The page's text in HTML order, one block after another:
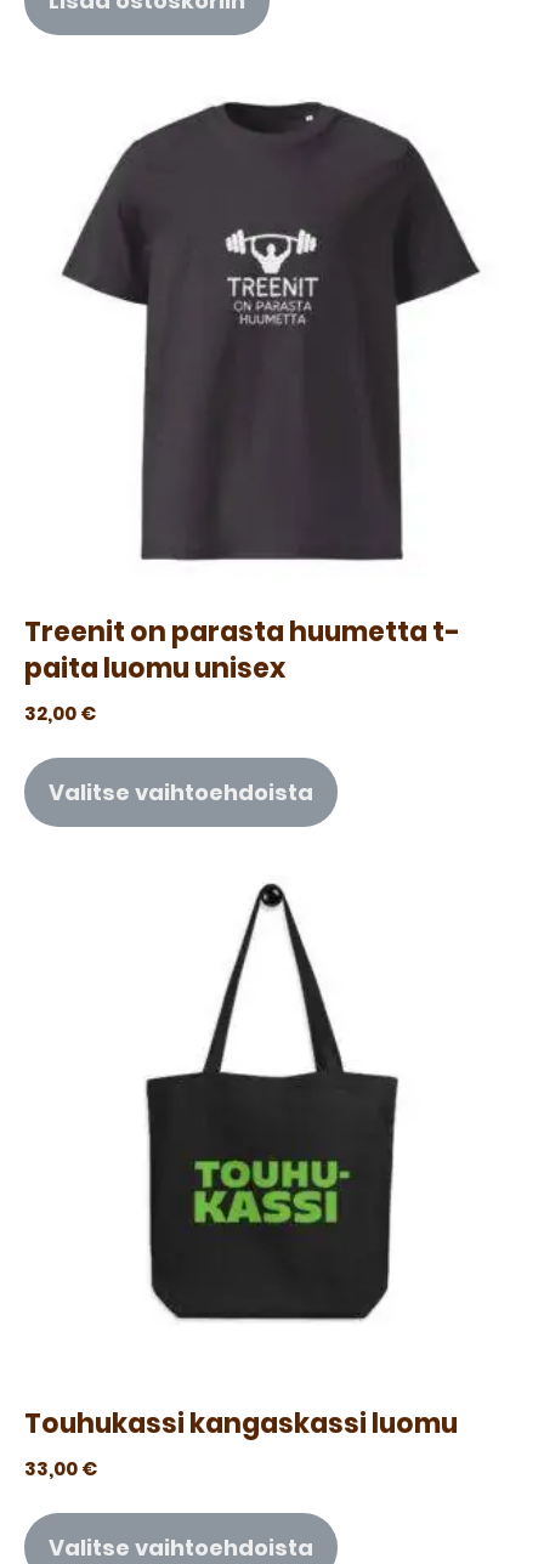
Treenit on parasta huumetta t-
paita luomu unisex
32,00€
Valitse vaihtoehdoista
Touhukassi kangaskassi luomu
33,00€
Valitse vaihtoehdoista